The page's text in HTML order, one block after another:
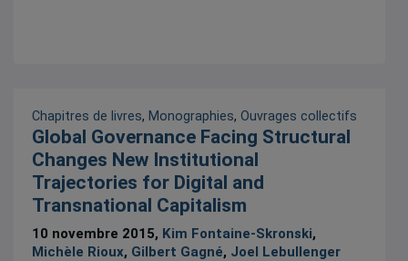
Chapitres de livres,Monographies,Ouvrages collectifs
Global Governance Facing Structural
Changes New Institutional
Trajectories for Digital and
Transnational Capitalism
10 novembre 2015, Kim Fontaine-Skronski,
Michèle Rioux, Gilbert Gagné, Joel Lebullenger